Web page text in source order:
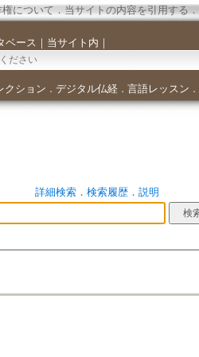
権について．当サイトの内容を引用する ．
ベース ｜ 当サイト内 ｜
クション ． デジタル仏経． 言語レッスン ．
詳細検索． 検索履歴． 説明